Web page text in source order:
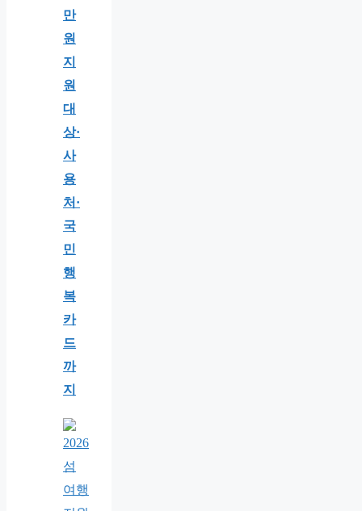
만
원
지
원
대
상·
사
용
처·
국
민
행
복
카
드
까
지